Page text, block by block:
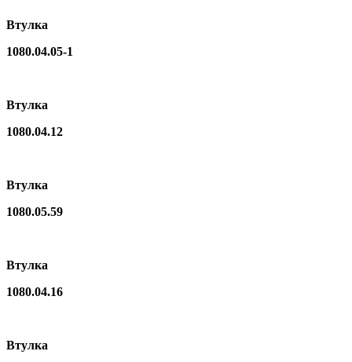
Втулка
1080.04.05-1
Втулка
1080.04.12
Втулка
1080.05.59
Втулка
1080.04.16
Втулка